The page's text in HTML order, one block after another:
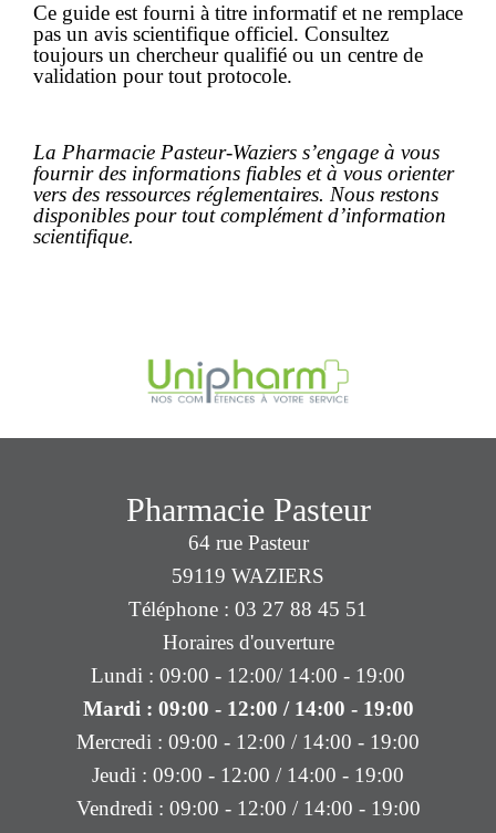
Ce guide est fourni à titre informatif et ne remplace
pas un avis scientifique officiel. Consultez
toujours un chercheur qualifié ou un centre de
validation pour tout protocole.
La Pharmacie Pasteur-Waziers s’engage à vous
fournir des informations fiables et à vous orienter
vers des ressources réglementaires. Nous restons
disponibles pour tout complément d’information
scientifique.
Pharmacie Pasteur
64 rue Pasteur
59119 WAZIERS
Téléphone : 03 27 88 45 51
Horaires d'ouverture
Lundi : 09:00 - 12:00/ 14:00 - 19:00
Mardi : 09:00 - 12:00 / 14:00 - 19:00
Mercredi : 09:00 - 12:00 / 14:00 - 19:00
Jeudi : 09:00 - 12:00 / 14:00 - 19:00
Vendredi : 09:00 - 12:00 / 14:00 - 19:00